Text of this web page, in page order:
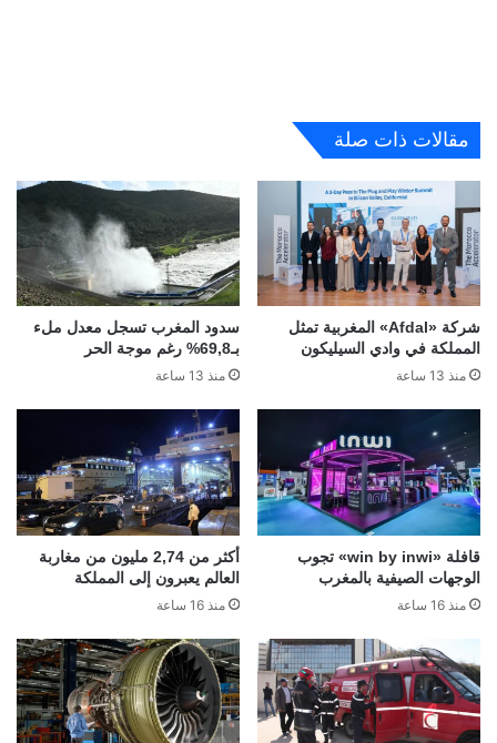
مقالات ذات صلة
شركة «Afdal» المغربية تمثل
المملكة في وادي السيليكون
منذ 13 ساعة
سدود المغرب تسجل معدل ملء
بـ69,8% رغم موجة الحر
منذ 13 ساعة
قافلة «win by inwi» تجوب
الوجهات الصيفية بالمغرب
منذ 16 ساعة
أكثر من 2,74 مليون من مغاربة
العالم يعبرون إلى المملكة
منذ 16 ساعة